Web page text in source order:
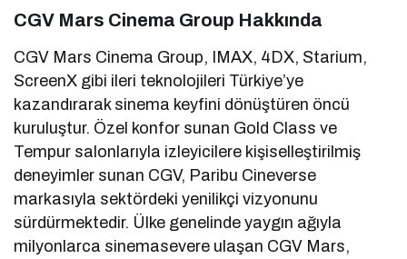
CGV Mars Cinema Group Hakkında
CGV Mars Cinema Group, IMAX, 4DX, Starium,
ScreenX gibi ileri teknolojileri Türkiye’ye
kazandırarak sinema keyfini dönüştüren öncü
kuruluştur. Özel konfor sunan Gold Class ve
Tempur salonlarıyla izleyicilere kişiselleştirilmiş
deneyimler sunan CGV, Paribu Cineverse
markasıyla sektördeki yenilikçi vizyonunu
sürdürmektedir. Ülke genelinde yaygın ağıyla
milyonlarca sinemasevere ulaşan CGV Mars,